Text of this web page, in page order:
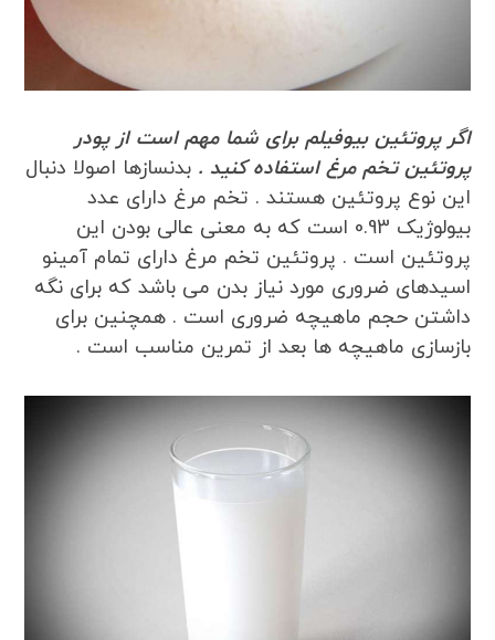
اگر پروتئین بیوفیلم برای شما مهم است از پودر
پروتئین تخم مرغ استفاده کنید . بدنسازها اصولا دنبال
این نوع پروتئین هستند . تخم مرغ دارای عدد
بیولوژیک 0.93 است که به معنی عالی بودن این
پروتئین است . پروتئین تخم مرغ دارای تمام آمینو
اسیدهای ضروری مورد نیاز بدن می باشد که برای نگه
داشتن حجم ماهیچه ضروری است . همچنین برای
بازسازی ماهیچه ها بعد از تمرین مناسب است .